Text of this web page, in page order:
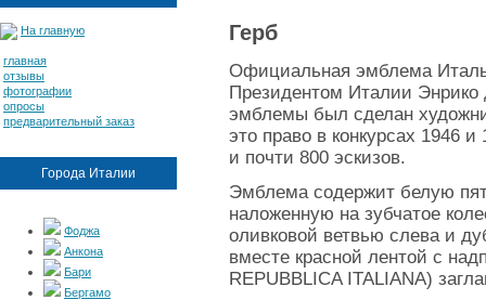
На главную
главная
отзывы
фотографии
опросы
предварительный заказ
Города Италии
Фоджа
Анкона
Бари
Бергамо
Герб
Официальная эмблема
Президентом Италии Энрико
эмблемы был сделан
это право в конкурсах 1946
и почти 800 эскизов.
Эмблема содержит белую
наложенную на зубчатое
оливковой ветвью слева и
вместе красной лентой с
REPUBBLICA ITALIANA)